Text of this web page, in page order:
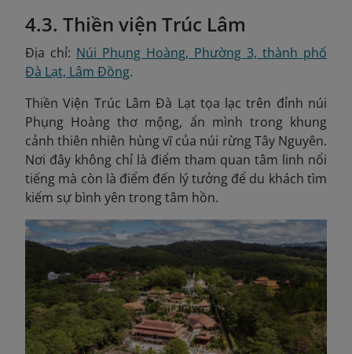
4.3. Thiền viện Trúc Lâm
Địa chỉ: Núi Phụng Hoàng, Phường 3, thành phố
Đà Lạt, Lâm Đồng.
Thiền Viện Trúc Lâm Đà Lạt tọa lạc trên đỉnh núi
Phụng Hoàng thơ mộng, ẩn mình trong khung
cảnh thiên nhiên hùng vĩ của núi rừng Tây Nguyên.
Nơi đây không chỉ là điểm tham quan tâm linh nổi
tiếng mà còn là điểm đến lý tưởng để du khách tìm
kiếm sự bình yên trong tâm hồn.